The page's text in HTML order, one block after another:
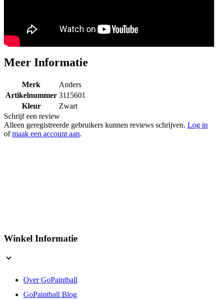
Meer Informatie
Merk
Anders
Artikelnummer 3115601
Kleur
Zwart
Schrijf een review
Alleen geregistreerde gebruikers kunnen reviews schrijven. Log in
ofmaak een account aan.
Winkel Informatie
Over GoPaintball
GoPaintball Blog